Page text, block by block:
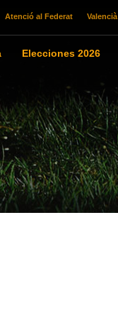
Atenció al Federat Valencià
Elecciones 2026